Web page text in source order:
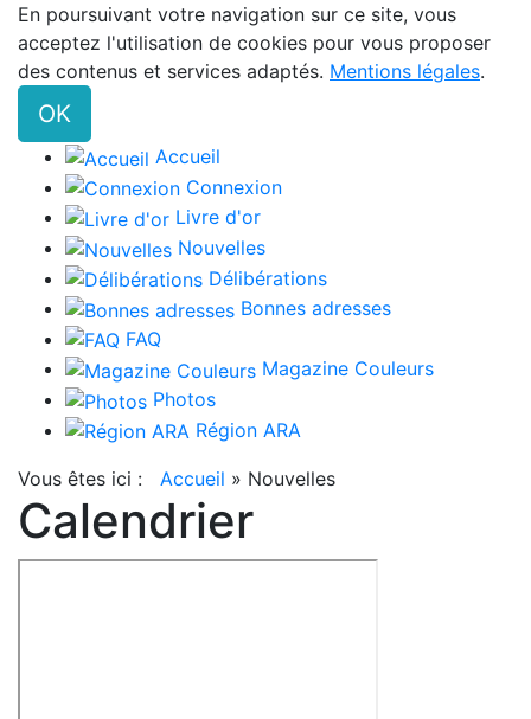
En poursuivant votre navigation sur ce site, vous
acceptez l'utilisation de cookies pour vous proposer
des contenus et services adaptés. Mentions légales.
OK
Accueil
Connexion
Livre d'or
Nouvelles
Délibérations
Bonnes adresses
FAQ
Magazine Couleurs
Photos
Région ARA
Vous êtes ici : Accueil » Nouvelles
Calendrier